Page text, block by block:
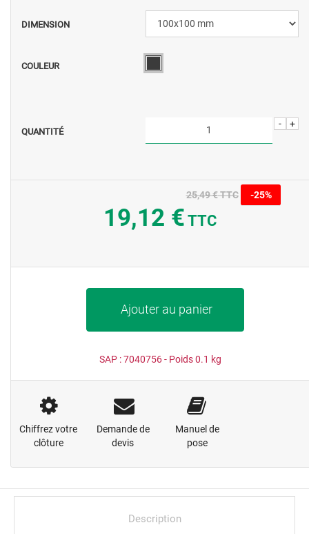
DIMENSION
COULEUR
QUANTITÉ
+
-
19,12 € TTC
25,49 €TTC -25%
Ajouter au panier
SAP :7040756- Poids0.1 kg
Chiffrez votre
clôture
Demande de
devis
Manuel de
pose
Description